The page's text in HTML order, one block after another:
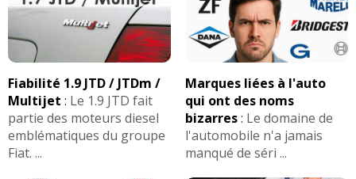
Fiabilité 1.9 JTD / JTDm /
Multijet : Le 1.9 JTD fait
partie des moteurs diesel
emblématiques du groupe
Fiat. ...
Marques liées à l'auto
qui ont des noms
bizarres: Le domaine de
l'automobile n'a jamais
manqué de séri ...